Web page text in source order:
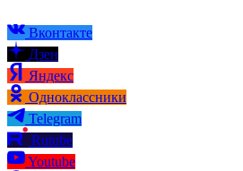
Вконтакте
Дзен
Яндекс
Одноклассники
Telegram
Rutube
Youtube